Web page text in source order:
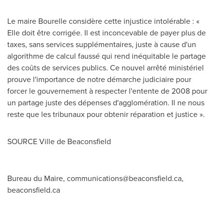
Le maire Bourelle considère cette injustice intolérable : «
Elle doit être corrigée. Il est inconcevable de payer plus de
taxes, sans services supplémentaires, juste à cause d'un
algorithme de calcul faussé qui rend inéquitable le partage
des coûts de services publics. Ce nouvel arrêté ministériel
prouve l'importance de notre démarche judiciaire pour
forcer le gouvernement à respecter l'entente de 2008 pour
un partage juste des dépenses d'agglomération. Il ne nous
reste que les tribunaux pour obtenir réparation et justice ».
SOURCE Ville de Beaconsfield
Bureau du Maire, communications@beaconsfield.ca,
beaconsfield.ca